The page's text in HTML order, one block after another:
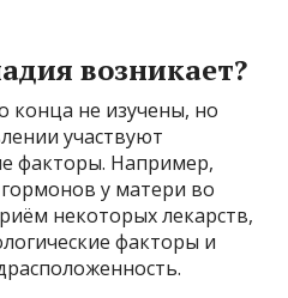
возникает?
конца не изучены, но
участвуют
факторы. Например,
у матери во
некоторых лекарств,
факторы и